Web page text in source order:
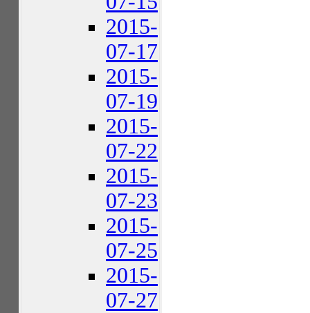
2015-
07-17
2015-
07-19
2015-
07-22
2015-
07-23
2015-
07-25
2015-
07-27